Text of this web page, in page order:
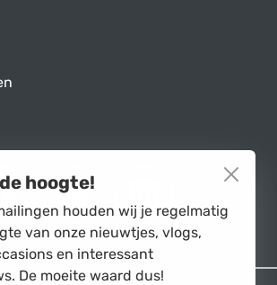
COLLECTIE B.V. OP
DE CASPERS COLLECTIE B.V.
DE CASPERSDE CASPERS
hoogte!
houden wij je regelmatig
van onze nieuwtjes, vlogs,
en interessant
De moeite waard dus!